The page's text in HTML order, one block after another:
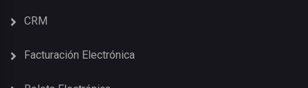
CRM
Facturación Electrónica